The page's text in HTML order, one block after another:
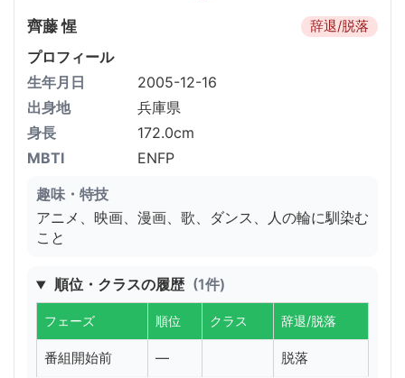
齊藤 惺 辞退/脱落
プロフィール
生年月日
2005-12-16
出身地
兵庫県
身長
172.0cm
MBTI
ENFP
趣味・特技
アニメ、映画、漫画、歌、ダンス、人の輪に馴染む
こと
順位・クラスの履歴 (1件)
フェーズ 順位 クラス 辞退/脱落
番組開始前 — 脱落